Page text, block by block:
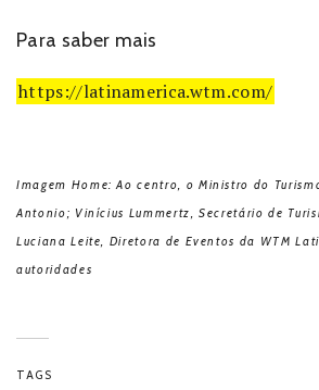
Para saber mais
https://latinamerica.wtm.com/
Imagem Home: Ao centro, o Ministro do
Antonio; Vinícius Lummertz, Secretário de
Luciana Leite, Diretora de Eventos da WTM
autoridades
TAGS